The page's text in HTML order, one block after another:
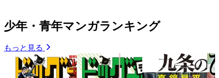
少年・青年マンガランキング
もっと見る